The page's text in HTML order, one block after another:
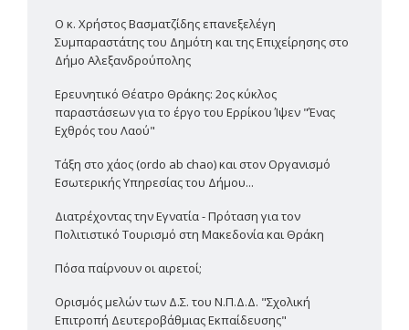
Ο κ. Χρήστος Βασματζίδης επανεξελέγη
Συμπαραστάτης του Δημότη και της Επιχείρησης στο
Δήμο Αλεξανδρούπολης
Ερευνητικό Θέατρο Θράκης: 2ος κύκλος
παραστάσεων για το έργο του Ερρίκου Ίψεν "Ένας
Εχθρός του Λαού"
Τάξη στο χάος (ordo ab chao) και στον Οργανισμό
Εσωτερικής Υπηρεσίας του Δήμου...
Διατρέχοντας την Εγνατία - Πρόταση για τον
Πολιτιστικό Τουρισμό στη Μακεδονία και Θράκη
Πόσα παίρνουν οι αιρετοί;
Ορισμός μελών των Δ.Σ. του Ν.Π.Δ.Δ. "Σχολική
Επιτροπή Δευτεροβάθμιας Εκπαίδευσης"